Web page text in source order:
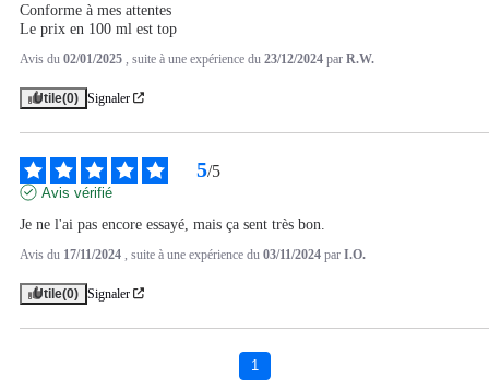
Conforme à mes attentes
Le prix en 100 ml est top
Avis du 02/01/2025 , suite à une expérience du 23/12/2024 par R.W.
Utile(0) Signaler
5/5
Avis vérifié
Je ne l'ai pas encore essayé, mais ça sent très bon.
Avis du 17/11/2024 , suite à une expérience du 03/11/2024 par I.O.
Utile(0) Signaler
1